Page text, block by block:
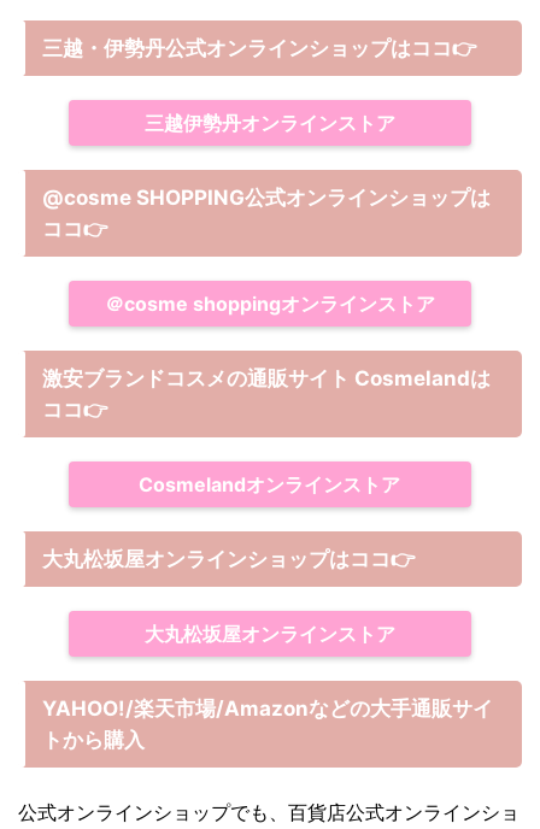
三越・伊勢丹公式オンラインショップはココ👉
三越伊勢丹オンラインストア
@cosme SHOPPING公式オンラインショップは
ココ👉
＠cosme shoppingオンラインストア
激安ブランドコスメの通販サイト Cosmelandは
ココ👉
Cosmelandオンラインストア
大丸松坂屋オンラインショップはココ👉
大丸松坂屋オンラインストア
YAHOO!/楽天市場/Amazonなどの大手通販サイ
トから購入
公式オンラインショップでも、百貨店公式オンラインショ